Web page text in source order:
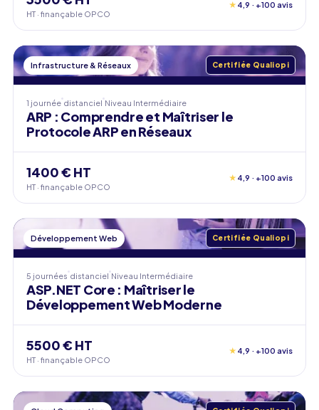
HT · finançable OPCO
★ 4,9 · +100 avis
Infrastructure & Réseaux Certifiée Qualiopi
1 journée distanciel Niveau Intermédiaire
ARP : Comprendre et Maîtriser le
Protocole ARP en Réseaux
1400 € HT
HT · finançable OPCO
★ 4,9 · +100 avis
Développement Web Certifiée Qualiopi
5 journées distanciel Niveau Intermédiaire
ASP.NET Core : Maîtriser le
Développement Web Moderne
5500 € HT
HT · finançable OPCO
★ 4,9 · +100 avis